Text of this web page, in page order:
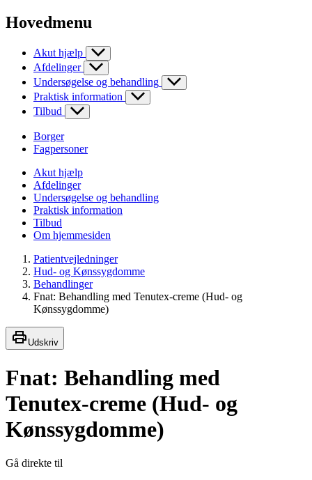
Hovedmenu
Akut hjælp
Afdelinger
Undersøgelse og behandling
Praktisk information
Tilbud
Borger
Fagpersoner
Akut hjælp
Afdelinger
Undersøgelse og behandling
Praktisk information
Tilbud
Om hjemmesiden
Patientvejledninger
Hud- og Kønssygdomme
Behandlinger
Fnat: Behandling med Tenutex-creme (Hud- og
Kønssygdomme)
Udskriv
Fnat: Behandling med
Tenutex-creme (Hud- og
Kønssygdomme)
Gå direkte til